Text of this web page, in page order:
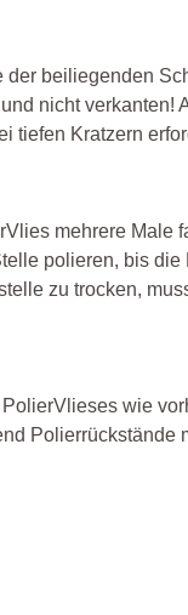
beiliegenden
nicht
Kratzern
mehrere
polieren, bis
zu trocken,
wie
Polierrückstände